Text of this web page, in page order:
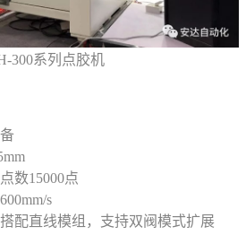
300系列点胶机
数15000点
s
直线模组，支持双阀模式扩展